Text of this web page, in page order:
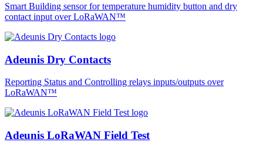
Smart Building sensor for temperature humidity button and dry
contact input over LoRaWAN™
Adeunis Dry Contacts
Reporting Status and Controlling relays inputs/outputs over
LoRaWAN™
Adeunis LoRaWAN Field Test